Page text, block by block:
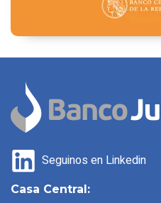
Seguinos en Linkedin
Casa Central: